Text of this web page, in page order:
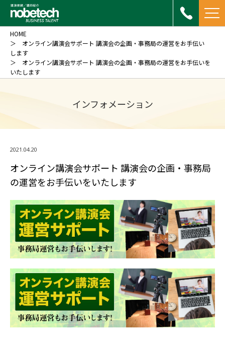
インフォメーション
HOME
オンライン講演会サポート 講演会の企画・事務局の運営をお手伝い
します
オンライン講演会サポート 講演会の企画・事務局の運営をお手伝いを
いたします
2021.04.20
オンライン講演会サポート 講演会の企画・事務局
の運営をお手伝いをいたします